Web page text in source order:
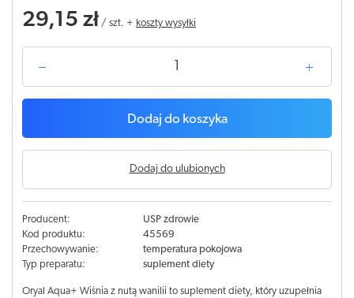
29,15 zł / szt. + koszty wysyłki
Dodaj do koszyka
Dodaj do ulubionych
Producent:
USP zdrowie
Kod produktu:
45569
Przechowywanie:
temperatura pokojowa
Typ preparatu:
suplement diety
Oryal Aqua+ Wiśnia z nutą wanilii to suplement diety, który uzupełnia